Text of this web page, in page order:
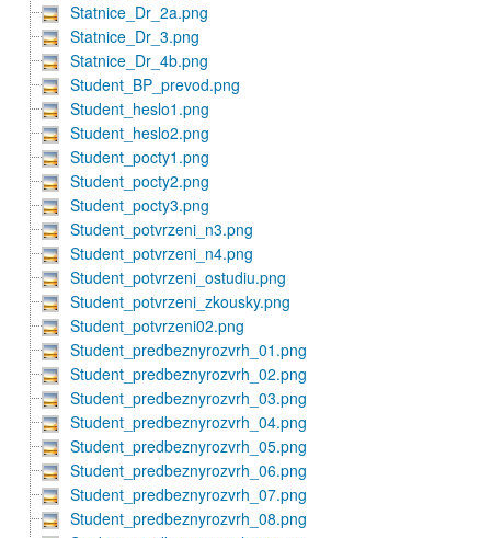
Statnice_Dr_2a.png
Statnice_Dr_3.png
Statnice_Dr_4b.png
Student_BP_prevod.png
Student_heslo1.png
Student_heslo2.png
Student_pocty1.png
Student_pocty2.png
Student_pocty3.png
Student_potvrzeni_n3.png
Student_potvrzeni_n4.png
Student_potvrzeni_ostudiu.png
Student_potvrzeni_zkousky.png
Student_potvrzeni02.png
Student_predbeznyrozvrh_01.png
Student_predbeznyrozvrh_02.png
Student_predbeznyrozvrh_03.png
Student_predbeznyrozvrh_04.png
Student_predbeznyrozvrh_05.png
Student_predbeznyrozvrh_06.png
Student_predbeznyrozvrh_07.png
Student_predbeznyrozvrh_08.png